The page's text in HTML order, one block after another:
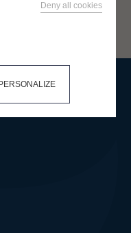
Deny all cookies
PERSONALIZE